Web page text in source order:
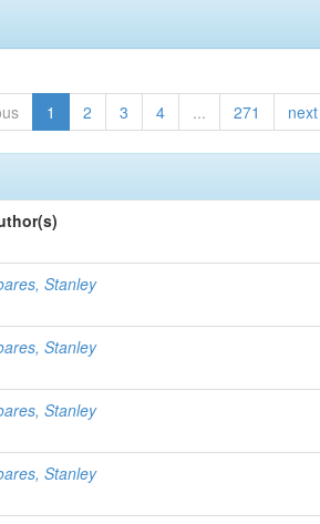
1 2 3 4 ... 271 next
Stanley
Stanley
Stanley
Stanley